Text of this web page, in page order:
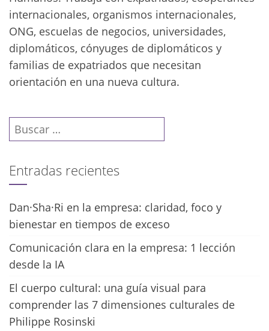
internacionales, organismos internacionales,
ONG, escuelas de negocios, universidades,
diplomáticos, cónyuges de diplomáticos y
familias de expatriados que necesitan
orientación en una nueva cultura.
Buscar:
Entradas recientes
Dan·Sha·Ri en la empresa: claridad, foco y
bienestar en tiempos de exceso
Comunicación clara en la empresa: 1 lección
desde la IA
El cuerpo cultural: una guía visual para
comprender las 7 dimensiones culturales de
Philippe Rosinski